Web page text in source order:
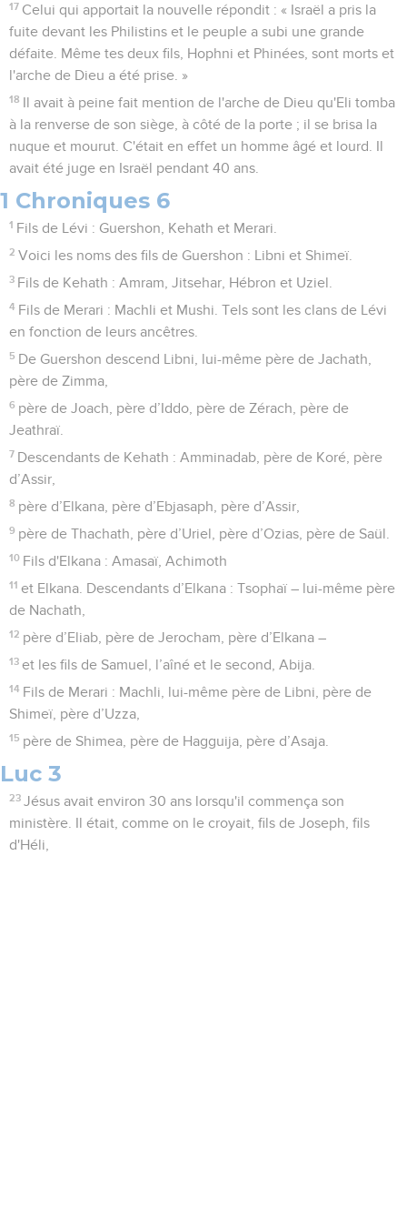
17 Celui qui apportait la nouvelle répondit : « Israël a pris la
fuite devant les Philistins et le peuple a subi une grande
défaite. Même tes deux fils, Hophni et Phinées, sont morts et
l'arche de Dieu a été prise. »
18
Il avait à peine fait mention de l'arche de Dieu qu'Eli tomba
à la renverse de son siège, à côté de la porte ; il se brisa la
nuque et mourut. C'était en effet un homme âgé et lourd. Il
avait été juge en Israël pendant 40 ans.
1 Chroniques 6
1 Fils de Lévi : Guershon, Kehath et Merari.
2 Voici les noms des fils de Guershon : Libni et Shimeï.
3 Fils de Kehath : Amram, Jitsehar, Hébron et Uziel.
4 Fils de Merari : Machli et Mushi. Tels sont les clans de Lévi
en fonction de leurs ancêtres.
5 De Guershon descend Libni, lui-même père de Jachath,
père de Zimma,
6 père de Joach, père d’Iddo, père de Zérach, père de
Jeathraï.
7 Descendants de Kehath : Amminadab, père de Koré, père
d’Assir,
8 père d’Elkana, père d’Ebjasaph, père d’Assir,
9 père de Thachath, père d’Uriel, père d’Ozias, père de Saül.
10 Fils d'Elkana : Amasaï, Achimoth
11 et Elkana. Descendants d’Elkana : Tsophaï – lui-même père
de Nachath,
12 père d’Eliab, père de Jerocham, père d’Elkana –
13 et les fils de Samuel, l’aîné et le second, Abija.
14 Fils de Merari : Machli, lui-même père de Libni, père de
Shimeï, père d’Uzza,
15 père de Shimea, père de Hagguija, père d’Asaja.
Luc 3
23 Jésus avait environ 30 ans lorsqu'il commença son
ministère. Il était, comme on le croyait, fils de Joseph, fils
d'Héli,